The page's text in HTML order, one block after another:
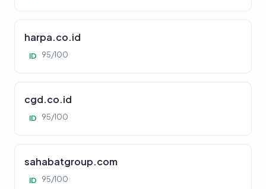
harpa.co.id
ID 95/100
cgd.co.id
ID 95/100
sahabatgroup.com
ID 95/100